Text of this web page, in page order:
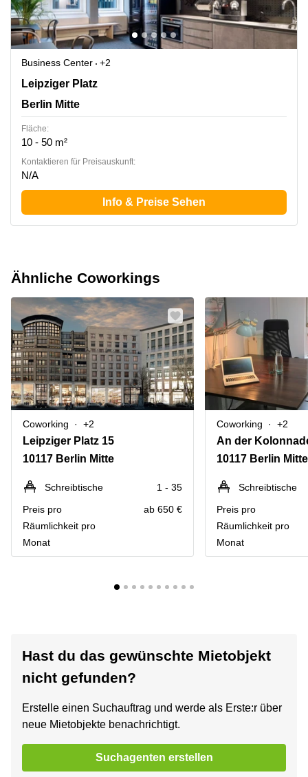
Business Center
+2
Leipziger Platz 16, Berlin Mitte
Leipziger Platz
Berlin Mitte
Fläche:
10 - 50 m²
Kontaktieren für Preisauskunft:
N/A
Info & Preise Sehen
Ähnliche Coworkings
Coworking +2
Leipziger Platz 15
10117 Berlin Mitte
Schreibtische
1 - 35
Preis pro
Räumlichkeit pro
Monat
ab 650 €
Coworking +2
An der
10117 Berlin Mitte
Schreibtische
Preis pro
Räumlichkeit pro
Monat
Hast du das gewünschte Mietobjekt
nicht gefunden?
Erstelle einen Suchauftrag und werde als Erste:r über
neue Mietobjekte benachrichtigt.
Suchagenten erstellen